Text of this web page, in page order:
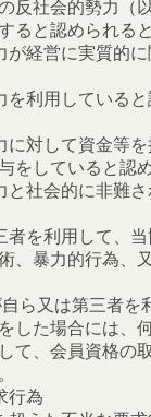
反社会的勢力（
ると認められると
が経営に実質的
を利用している
に対して資金等
をしていると認
と社会的に非難
者を利用して、
、暴力的行為、
ら又は第三者を
した場合には、
て、会員資格の
行為